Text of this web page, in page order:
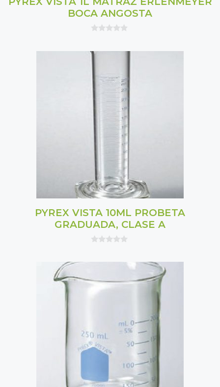
BOCA ANGOSTA
u
PYREX VISTA 10ML PROBETA
GRADUADA, CLASE A
f